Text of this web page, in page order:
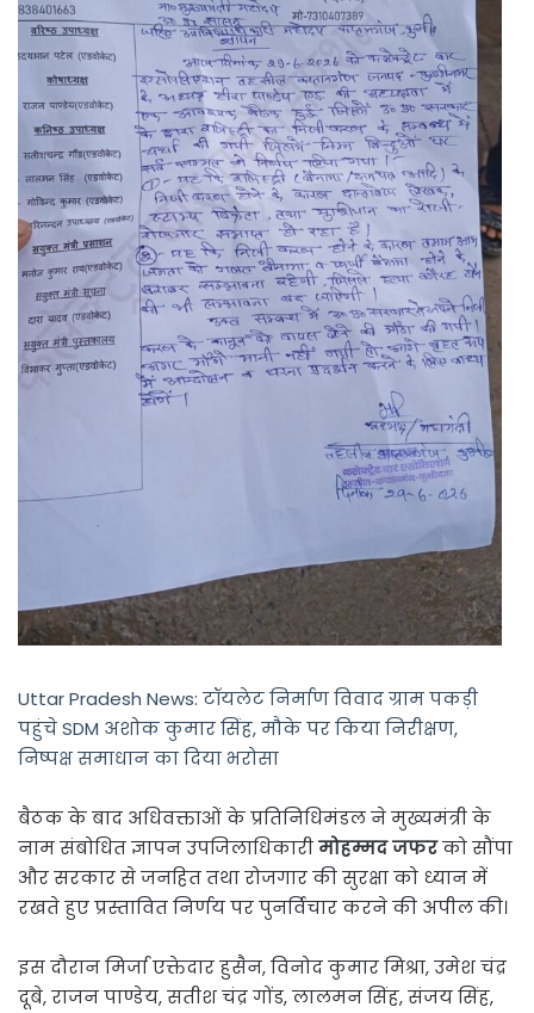
Uttar Pradesh News: टॉयलेट निर्माण विवाद ग्राम पकड़ी
पहुंचे SDM अशोक कुमार सिंह, मौके पर किया निरीक्षण,
निष्पक्ष समाधान का दिया भरोसा
बैठक के बाद अधिवक्ताओं के प्रतिनिधिमंडल ने मुख्यमंत्री के
नाम संबोधित ज्ञापन उपजिलाधिकारीमोहम्मद जफरको सौंपा
और सरकार से जनहित तथा रोजगार की सुरक्षा को ध्यान में
रखते हुए प्रस्तावित निर्णय पर पुनर्विचार करने की अपील की।
इस दौरान मिर्जा एक्तेदार हुसैन, विनोद कुमार मिश्रा, उमेश चंद्र
दूबे, राजन पाण्डेय, सतीश चंद्र गोंड, लालमन सिंह, संजय सिंह,